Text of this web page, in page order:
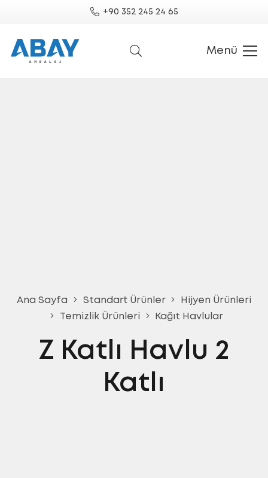
+90 352 245 24 65
Menü
Ana Sayfa Standart Ürünler
Hijyen Ürünleri
Temizlik Ürünleri
Kağıt Havlular
Z Katlı Havlu 2
Katlı